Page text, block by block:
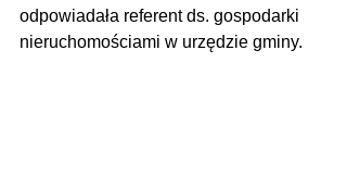
odpowiadała referent ds. gospodarki
nieruchomościami w urzędzie gminy.